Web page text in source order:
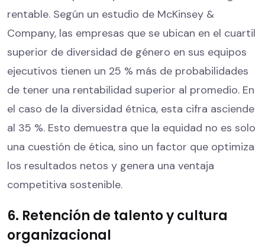
rentable. Según un estudio de McKinsey &
Company, las empresas que se ubican en el cuartil
superior de diversidad de género en sus equipos
ejecutivos tienen un 25 % más de probabilidades
de tener una rentabilidad superior al promedio. En
el caso de la diversidad étnica, esta cifra asciende
al 35 %. Esto demuestra que la equidad no es solo
una cuestión de ética, sino un factor que optimiza
los resultados netos y genera una ventaja
competitiva sostenible.
6. Retención de talento y cultura
organizacional